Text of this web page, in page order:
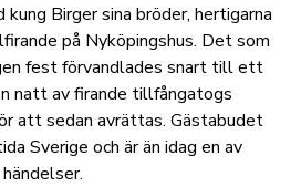
Birger sina bröder, hertigarna
på Nyköpingshus. Det som
fest förvandlades snart till ett
natt av firande tillfångatogs
att sedan avrättas. Gästabudet
Sverige och är än idag en av